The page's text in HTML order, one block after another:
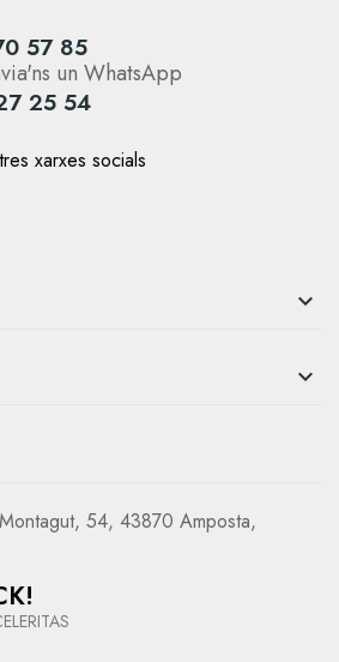
57 85
un WhatsApp
25 54
xarxes socials


54, 43870 Amposta,